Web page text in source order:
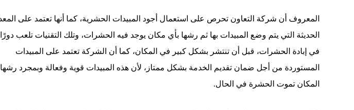
المعروف أن شركة التعاون تحرص على استعمال أجود المبيدات الحشرية، كما أنها تعتمد على
الحديثة التي يتم وضع المبيدات بها ثم رشها بأي مكان يوجد فيه الحشرات، وتلك التقنيات تلعب
في إبادة الحشرات، قبل أن تنتشر بشكل كبير في المكان، كما أن الشركة تعتمد على المبيدات
المستوردة من أجل ضمان تقديم الخدمة بشكل ممتاز، لأن هذه المبيدات قوية وفعالة وبمجرد
المكان تموت الحشرة في الحال.